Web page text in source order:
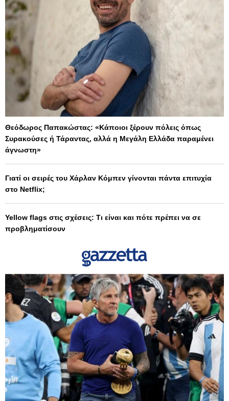
Θεόδωρος Παπακώστας: «Κάποιοι ξέρουν πόλεις όπως
Συρακούσες ή Τάραντας, αλλά η Μεγάλη Ελλάδα παραμένει
άγνωστη»
Γιατί οι σειρές του Χάρλαν Κόμπεν γίνονται πάντα επιτυχία
στο Netflix;
Yellow flags στις σχέσεις: Τι είναι και πότε πρέπει να σε
προβληματίσουν